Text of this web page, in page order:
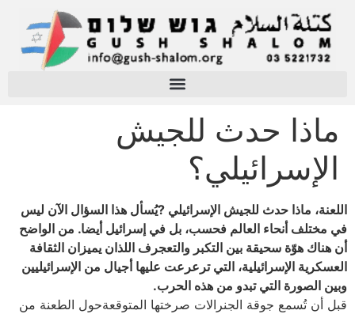
ماذا حدث للجيش
الإسرائيلي؟
اللعنة، ماذا حدث للجيش الإسرائيلي ?يُسأل هذا السؤال الآن ليس
في مختلف أنحاء العالم فحسب، بل في إسرائيل أيضا. من الواضح
أن هناك هوّة سحيقة بين التكبر والتعجرف اللذان يميزان الثقافة
العسكرية الإسرائيلية، التي ترعرعت عليها أجيال من الإسرائيليين
وبين الصورة التي تبدو من هذه الحرب.
قبل أن تُسمع جوقة الجنرالات صرختها المتوقعةحول الطعنة من